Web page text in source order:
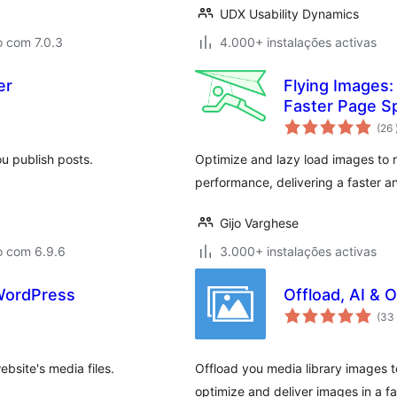
com 7.0.3
UDX Usability Dynamics
4.000+ instalações activas
publish posts.
com 6.9.6
Flying
Faster Page
(26
Optimize and lazy load images to
performance, delivering a faster
Gijo Varghese
3.000+ instalações activas
media files.
Offload, AI &
(33
Offload you media library images
optimize and deliver images in a